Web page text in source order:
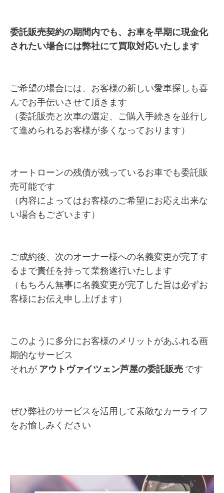
委託販売契約の期間内でも、お車を早期に現金化
されたい場合には弊社にて買取対応いたします
ご希望の場合には、お客様の新しい愛車探しも喜
んでお手伝いさせて頂きます
（委託販売と次車の選定、ご購入手続きを並行し
て進められるお客様が多くなっております）
オートローンの残債が残っているお車でも委託販
売可能です
（内容によってはお客様のご希望にお応え出来な
い場合もございます）
ご成約後、次のオーナー様への名義変更が完了す
るまで責任を持って業務遂行いたします
（もちろん無事に名義変更が完了した旨は必ずお
客様にお伝え申し上げます）
このように多分にお客様のメリットがあふれる画
期的なサービス
それが アウトヴァイツェン芦屋の委託販売 です
ぜひ弊社のサービスを活用して素敵なカーライフ
をお愉しみください